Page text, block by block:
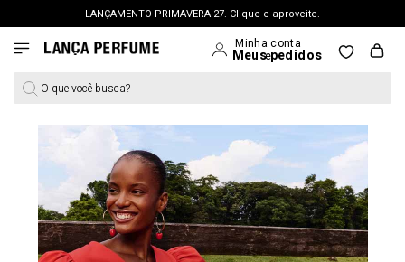
LANÇAMENTO PRIMAVERA 27. Clique e aproveite.
FRETE GRÁTIS | a partir de R$ 699. APROVEITAR >
OUTLET: Até 65% OFF + 15% na 2ª peça. Confira >
LANÇAMENTO PRIMAVERA 27. Clique e aproveite.
O que você busca?